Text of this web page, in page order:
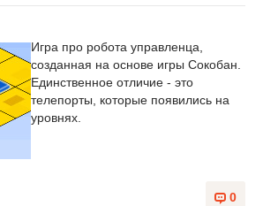
Игра про робота управленца,
созданная на основе игры Сокобан.
Единственное отличие - это
телепорты, которые появились на
уровнях.
0